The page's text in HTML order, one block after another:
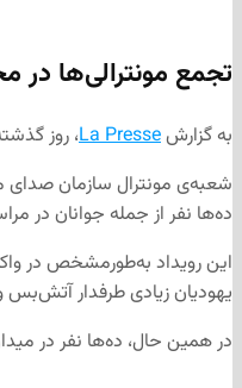
تجمع مونترالی‌ها در
به گزارشLa Presse، روز
ده‌ها نفر از جمله جوانان در
این رویداد به‌طورمشخص در
یهودیان زیادی طرفدار آتش‌بس
در همین حال، ده‌ها نفر در